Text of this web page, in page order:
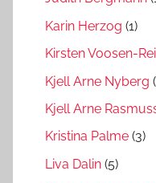
Karin Herzog (1)
Kirsten Voosen-
Kjell Arne Nyberg
Kjell Arne
Kristina Palme (3)
Liva Dalin (5)